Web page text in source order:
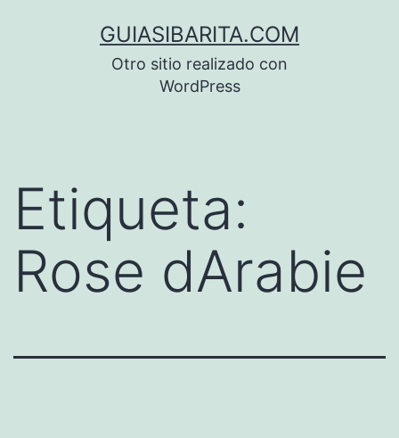
GUIASIBARITA.COM
Otro sitio realizado con
WordPress
Etiqueta:
Rose dArabie